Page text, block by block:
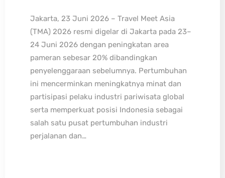
Jakarta, 23 Juni 2026 – Travel Meet Asia
(TMA) 2026 resmi digelar di Jakarta pada 23–
24 Juni 2026 dengan peningkatan area
pameran sebesar 20% dibandingkan
penyelenggaraan sebelumnya. Pertumbuhan
ini mencerminkan meningkatnya minat dan
partisipasi pelaku industri pariwisata global
serta memperkuat posisi Indonesia sebagai
salah satu pusat pertumbuhan industri
perjalanan dan…